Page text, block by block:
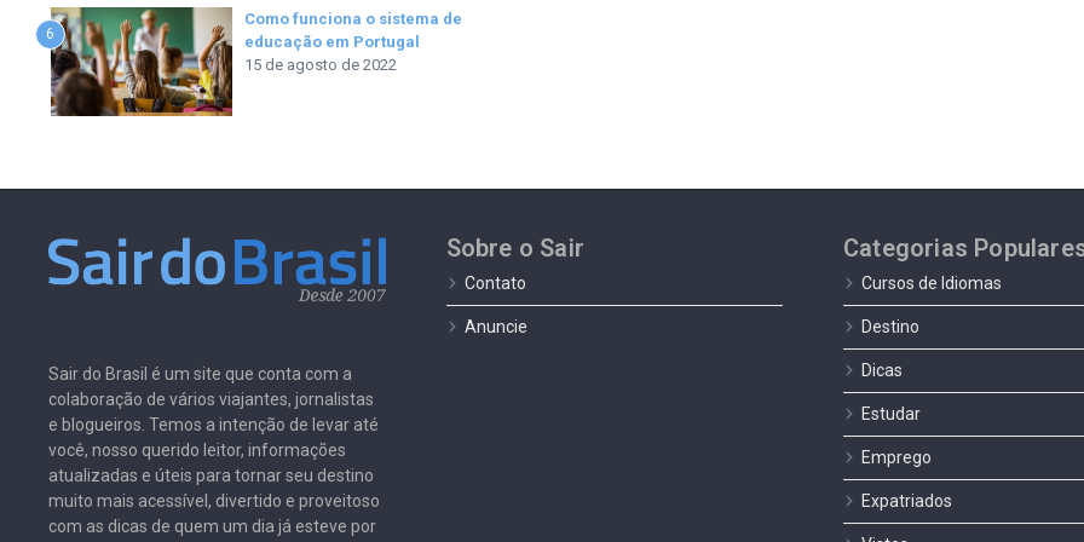
6
Como funciona o sistema de
educação em Portugal
15 de agosto de 2022
Sair do Brasil é um site que conta com a
colaboração de vários viajantes, jornalistas
e blogueiros. Temos a intenção de levar até
você, nosso querido leitor, informações
atualizadas e úteis para tornar seu destino
muito mais acessível, divertido e proveitoso
com as dicas de quem um dia já esteve por
Sobre o Sair
Contato
Anuncie
Categorias
Cursos de Idiomas
Destino
Dicas
Estudar
Emprego
Expatriados